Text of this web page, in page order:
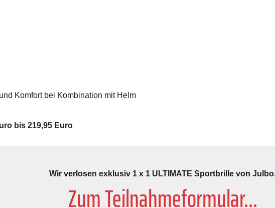
Komfort bei Kombination mit Helm
bis 219,95 Euro
Wir verlosen exklusiv 1 x 1 ULTIMATE Sportbrille von
Zum Teilnahmeformular...